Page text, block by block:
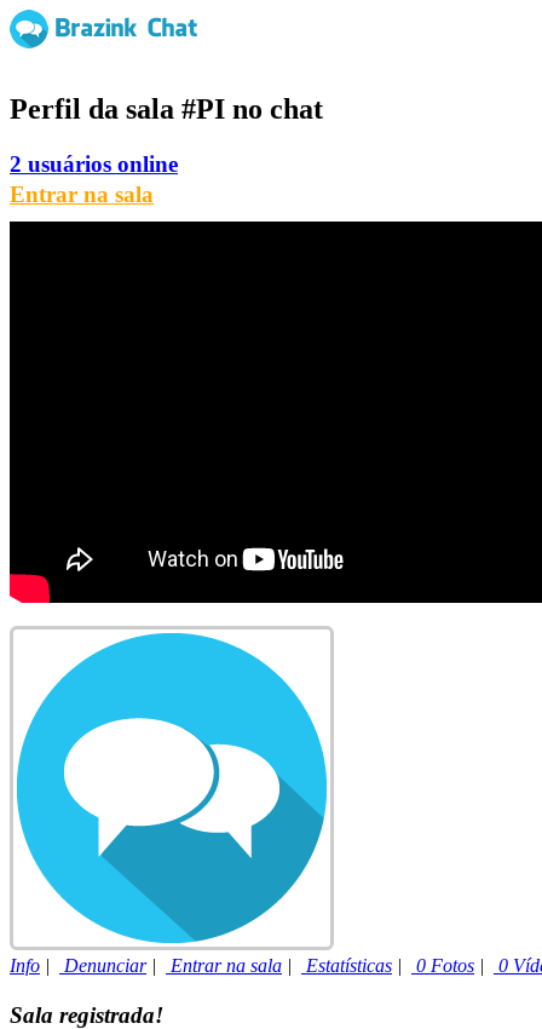
Perfil da sala #PI no chat
2 usuários online
Entrar na sala
Info | Denunciar| Entrar na sala | Estatísticas | 0 Fotos | 0
Sala registrada!